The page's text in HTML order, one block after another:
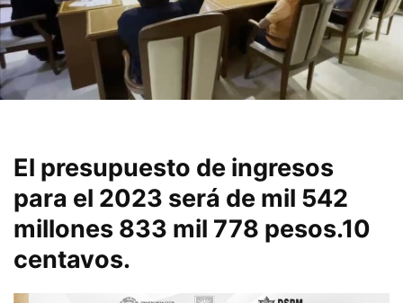
El presupuesto de ingresos
para el 2023 será de mil 542
millones 833 mil 778 pesos.10
centavos.